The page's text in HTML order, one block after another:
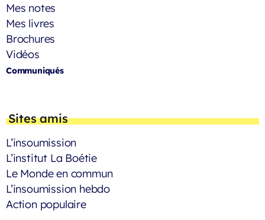
Mes notes
Mes livres
Brochures
Vidéos
Communiqués
Sites amis
L’insoumission
L’institut La Boétie
Le Monde en commun
L’insoumission hebdo
Action populaire